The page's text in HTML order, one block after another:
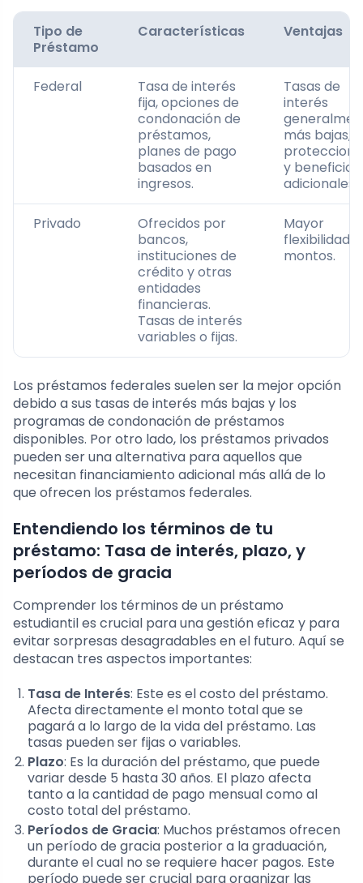
Tipo de
Préstamo
Características Ventajas
Federal
Tasa de interés
fija, opciones de
condonación de
préstamos,
planes de pago
basados en
ingresos.
Tasas de
interés
más bajas,
y beneficios
adicionales.
Privado
Ofrecidos por
bancos,
instituciones de
crédito y otras
entidades
financieras.
Tasas de interés
variables o fijas.
Mayor
flexibilidad
montos.
Los préstamos federales suelen ser la mejor opción
debido a sus tasas de interés más bajas y los
programas de condonación de préstamos
disponibles. Por otro lado, los préstamos privados
pueden ser una alternativa para aquellos que
necesitan financiamiento adicional más allá de lo
que ofrecen los préstamos federales.
Entendiendo los términos de tu
préstamo: Tasa de interés, plazo, y
períodos de gracia
Comprender los términos de un préstamo
estudiantil es crucial para una gestión eficaz y para
evitar sorpresas desagradables en el futuro. Aquí se
destacan tres aspectos importantes:
Tasa de Interés: Este es el costo del préstamo.
Afecta directamente el monto total que se
pagará a lo largo de la vida del préstamo. Las
tasas pueden ser fijas o variables.
Plazo: Es la duración del préstamo, que puede
variar desde 5 hasta 30 años. El plazo afecta
tanto a la cantidad de pago mensual como al
costo total del préstamo.
Períodos de Gracia: Muchos préstamos ofrecen
un período de gracia posterior a la graduación,
durante el cual no se requiere hacer pagos. Este
período puede ser crucial para organizar las